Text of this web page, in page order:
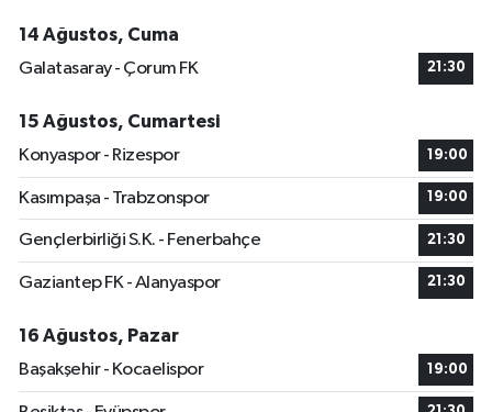
14 Ağustos, Cuma
Galatasaray - Çorum FK
21:30
15 Ağustos, Cumartesi
Konyaspor - Rizespor
19:00
Kasımpaşa - Trabzonspor 19:00
Gençlerbirliği S.K. - Fenerbahçe 21:30
Gaziantep FK - Alanyaspor 21:30
16 Ağustos, Pazar
Başakşehir - Kocaelispor
19:00